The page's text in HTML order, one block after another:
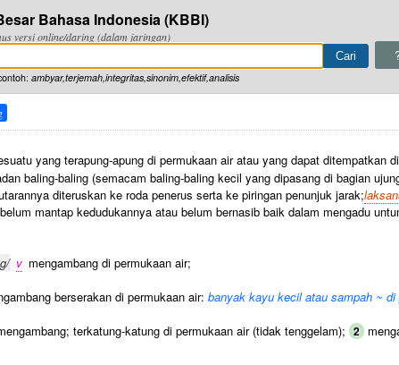
Bahasa Indonesia (KBBI)
versi online/daring (dalam jaringan)
ambyar,terjemah,integritas,sinonim,efektif,analisis
yang terapung-apung di permukaan air atau yang dapat ditempatkan
baling-baling (semacam baling-baling kecil yang dipasang di bagian
diteruskan ke roda penerus serta ke piringan penunjuk jarak;
mantap kedudukannya atau belum bernasib baik dalam mengadu
v mengambang di permukaan air;
berserakan di permukaan air: banyak kayu kecil atau sampah ~ di
terkatung-katung di permukaan air (tidak tenggelam); 2